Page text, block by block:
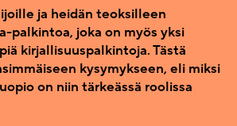
ja heidän teoksilleen
palkintoa, joka on myös yksi
kirjallisuuspalkintoja. Tästä
kysymykseen, eli miksi
on niin tärkeässä roolissa